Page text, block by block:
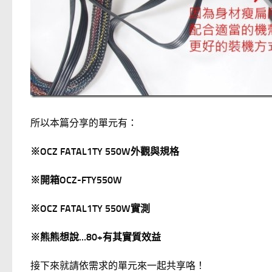
所以本篇分享的單元有：
※OCZ FATAL1TY 550W外觀與規格
※開箱OCZ-FTY550W
※OCZ FATAL1TY 550W實測
※熊熊想說…80+有其實質效益
接下來就請依需求的單元來一起共享咯！